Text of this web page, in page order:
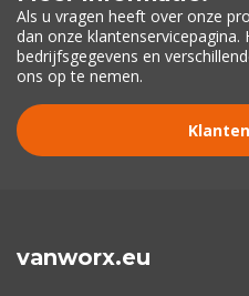
Als u vragen heeft over onze
dan onze klantenservicepagina.
bedrijfsgegevens en
ons op te nemen.
vanworx.eu